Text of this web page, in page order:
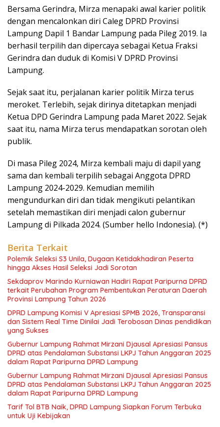
Bersama Gerindra, Mirza menapaki awal karier politik
dengan mencalonkan diri Caleg DPRD Provinsi
Lampung Dapil 1 Bandar Lampung pada Pileg 2019. Ia
berhasil terpilih dan dipercaya sebagai Ketua Fraksi
Gerindra dan duduk di Komisi V DPRD Provinsi
Lampung.
Sejak saat itu, perjalanan karier politik Mirza terus
meroket. Terlebih, sejak dirinya ditetapkan menjadi
Ketua DPD Gerindra Lampung pada Maret 2022. Sejak
saat itu, nama Mirza terus mendapatkan sorotan oleh
publik.
Di masa Pileg 2024, Mirza kembali maju di dapil yang
sama dan kembali terpilih sebagai Anggota DPRD
Lampung 2024-2029. Kemudian memilih
mengundurkan diri dan tidak mengikuti pelantikan
setelah memastikan diri menjadi calon gubernur
Lampung di Pilkada 2024. (Sumber hello Indonesia). (*)
Berita Terkait
Polemik Seleksi S3 Unila, Dugaan Ketidakhadiran Peserta
hingga Akses Hasil Seleksi Jadi Sorotan
Sekdaprov Marindo Kurniawan Hadiri Rapat Paripurna DPRD
terkait Perubahan Program Pembentukan Peraturan Daerah
Provinsi Lampung Tahun 2026
DPRD Lampung Komisi V Apresiasi SPMB 2026, Transparansi
dan Sistem Real Time Dinilai Jadi Terobosan Dinas pendidikan
yang Sukses
Gubernur Lampung Rahmat Mirzani Djausal Apresiasi Pansus
DPRD atas Pendalaman Substansi LKPJ Tahun Anggaran 2025
dalam Rapat Paripurna DPRD Lampung
Gubernur Lampung Rahmat Mirzani Djausal Apresiasi Pansus
DPRD atas Pendalaman Substansi LKPJ Tahun Anggaran 2025
dalam Rapat Paripurna DPRD Lampung
Tarif Tol BTB Naik, DPRD Lampung Siapkan Forum Terbuka
untuk Uji Kebijakan